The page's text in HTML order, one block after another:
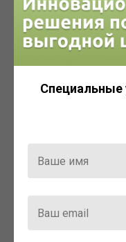
и
Специальные